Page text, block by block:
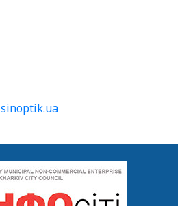
sinoptik.ua